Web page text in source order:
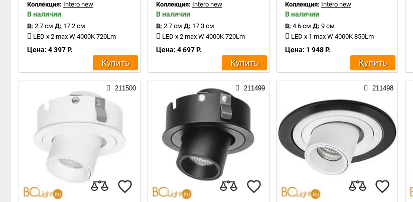
Коллекция: Intero new
В наличии
В: 2.7 см Д: 17.2 см
LED x 2 max W 4000K 720Lm
Цена: 4 397 Р.
Купить
Коллекция: Intero new
В наличии
В: 2.7 см Д: 17.3 см
LED x 2 max W 4000K 720Lm
Цена: 4 697 Р.
Купить
Коллекция: Intero new
В наличии
В: 4.6 см Д: 9 см
LED x 1 max W 4000K 850Lm
Цена: 1 948 Р.
Купить
211500 211499 211498